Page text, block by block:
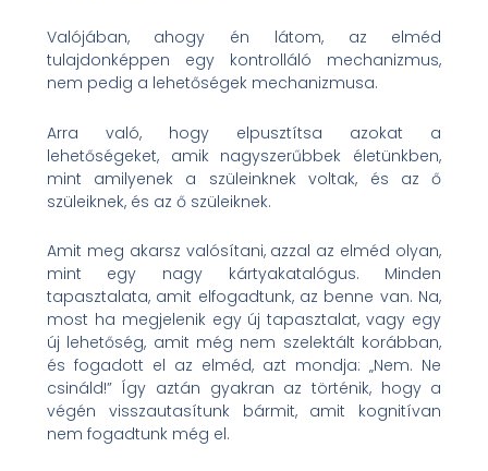
Valójában, ahogy én látom, az elméd
tulajdonképpen egy kontrolláló mechanizmus,
nem pedig a lehetőségek mechanizmusa.
Arra való, hogy elpusztítsa azokat a
lehetőségeket, amik nagyszerűbbek életünkben,
mint amilyenek a szüleinknek voltak, és az ő
szüleiknek, és az ő szüleiknek.
Amit meg akarsz valósítani, azzal az elméd olyan,
mint egy nagy kártyakatalógus. Minden
tapasztalata, amit elfogadtunk, az benne van. Na,
most ha megjelenik egy új tapasztalat, vagy egy
új lehetőség, amit még nem szelektált korábban,
és fogadott el az elméd, azt mondja: „Nem. Ne
csináld!” Így aztán gyakran az történik, hogy a
végén visszautasítunk bármit, amit kognitívan
nem fogadtunk még el.